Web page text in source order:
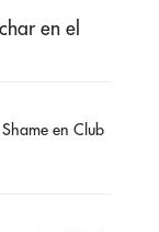
en el
en Club